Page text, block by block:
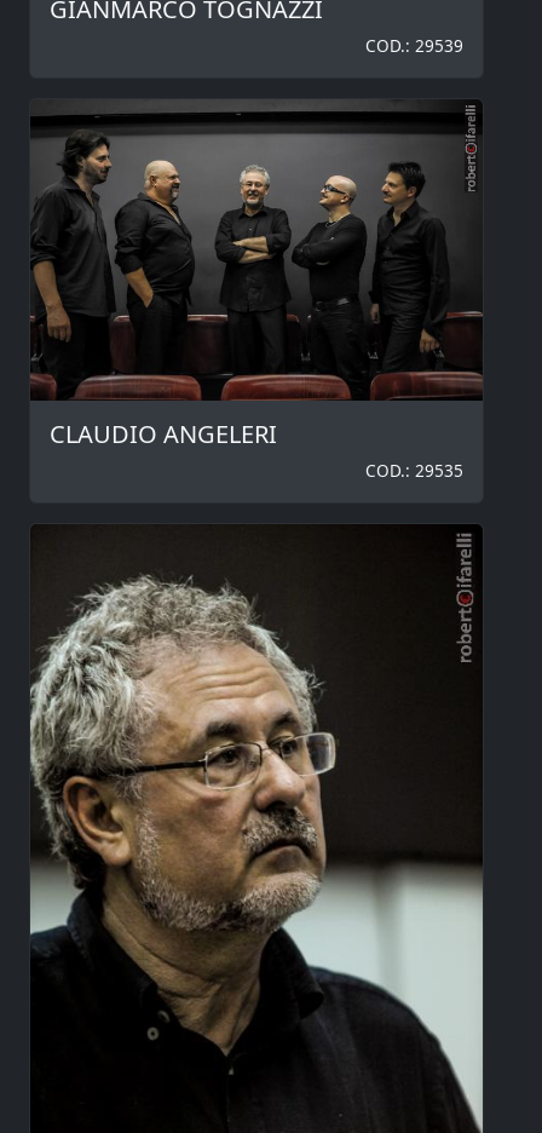
GIANMARCO TOGNAZZI
COD.: 29539
CLAUDIO ANGELERI
COD.: 29535